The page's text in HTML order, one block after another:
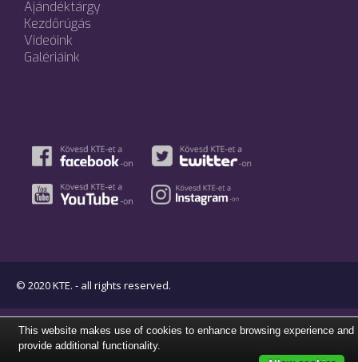
Ajándéktárgy
Kezdőrúgás
Videóink
Galériáink
© 2020 KTE. - all rights reserved.
This website makes use of cookies to enhance browsing experience and
provide additional functionality.